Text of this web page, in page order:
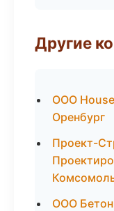
Другие
ООО
Оренбург
Проект-
ООО